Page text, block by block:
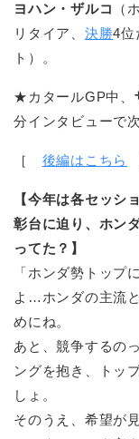
ヨハン・ザルコ
（
リタイア、 決勝4位
ト）。
★カタールGP中、
分インタビューで
［ 後編はこちら
【今年は各セッシ
彰台に迫り、ホン
ってた？】
「ホンダ勢トップ
よ…ホンダの主流
めにね。
あと、競争するの
ングを抱き、トッ
しょ。
そのうえ、希望が